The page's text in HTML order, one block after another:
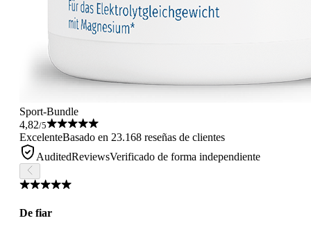
Sport-Bundle
4,82/5
ExcelenteBasado en 23.168 reseñas de clientes
AuditedReviewsVerificado de forma independiente
De fiar